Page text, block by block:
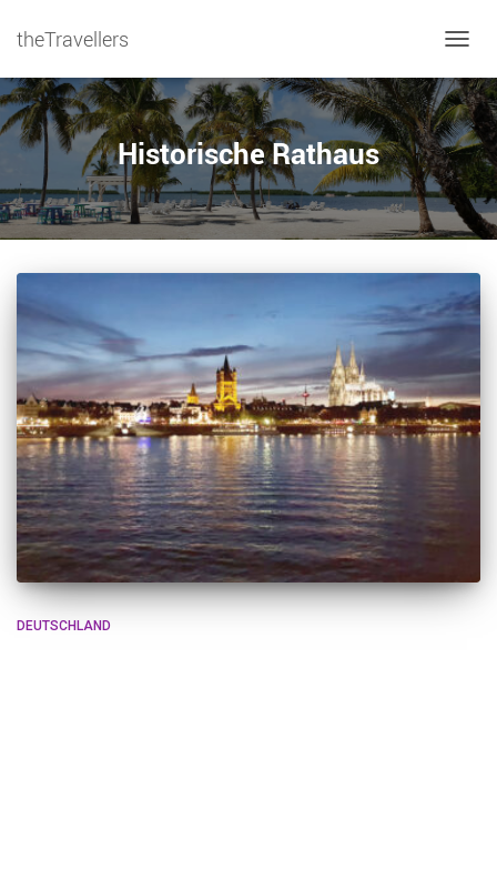
theTravellers
Historische Rathaus
DEUTSCHLAND